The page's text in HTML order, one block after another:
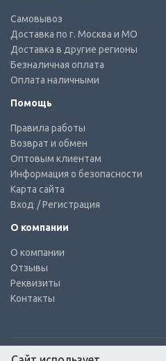
Самовывоз
Доставка по г. Москва и МО
Доставка в другие регионы
Безналичная оплата
Оплата наличными
Помощь
Правила работы
Возврат и обмен
Оптовым клиентам
Информация о безопасности
Карта сайта
Вход / Регистрация
О компании
О компании
Отзывы
Реквизиты
Контакты